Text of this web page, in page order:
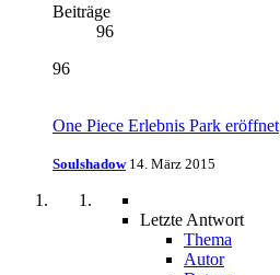
Beiträge
96
96
One Piece Erlebnis Park eröffnet
Soulshadow 14. März 2015
Letzte Antwort
Thema
Autor